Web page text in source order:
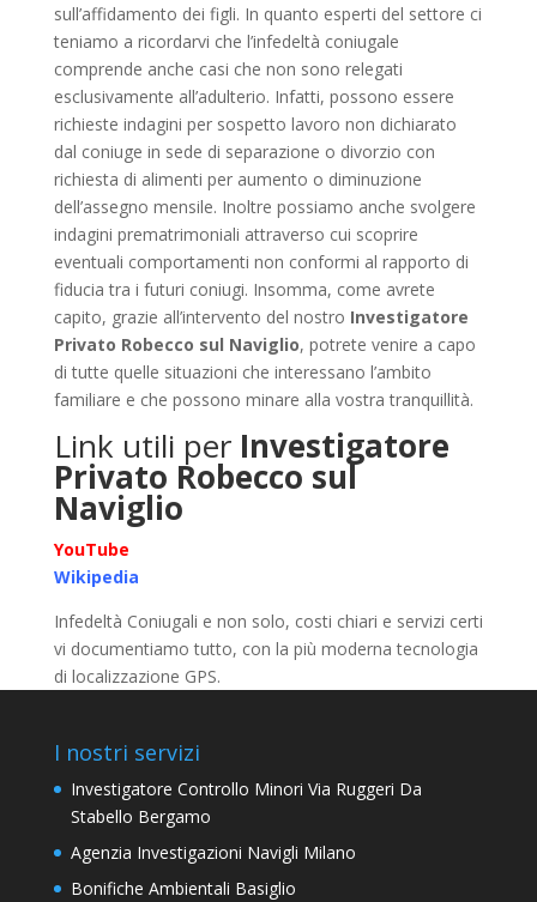
sull’affidamento dei figli. In quanto esperti del settore ci
teniamo a ricordarvi che l’infedeltà coniugale
comprende anche casi che non sono relegati
esclusivamente all’adulterio. Infatti, possono essere
richieste indagini per sospetto lavoro non dichiarato
dal coniuge in sede di separazione o divorzio con
richiesta di alimenti per aumento o diminuzione
dell’assegno mensile. Inoltre possiamo anche svolgere
indagini prematrimoniali attraverso cui scoprire
eventuali comportamenti non conformi al rapporto di
fiducia tra i futuri coniugi. Insomma, come avrete
capito, grazie all’intervento del nostro Investigatore
Privato Robecco sul Naviglio, potrete venire a capo
di tutte quelle situazioni che interessano l’ambito
familiare e che possono minare alla vostra tranquillità.
Link utili per Investigatore
Privato Robecco sul
Naviglio
YouTube
Wikipedia
Infedeltà Coniugali e non solo, costi chiari e servizi certi
vi documentiamo tutto, con la più moderna tecnologia
di localizzazione GPS.
I nostri servizi
Investigatore Controllo Minori Via Ruggeri Da
Stabello Bergamo
Agenzia Investigazioni Navigli Milano
Bonifiche Ambientali Basiglio